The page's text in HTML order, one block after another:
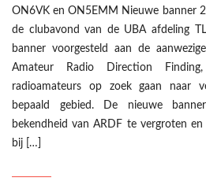
ON6VK en ON5EMM Nieuwe banner
de clubavond van de UBA afdeling
banner voorgesteld aan de
Amateur Radio Direction
radioamateurs op zoek gaan naar
bepaald gebied. De nieuwe
bekendheid van ARDF te vergroten
bij […]